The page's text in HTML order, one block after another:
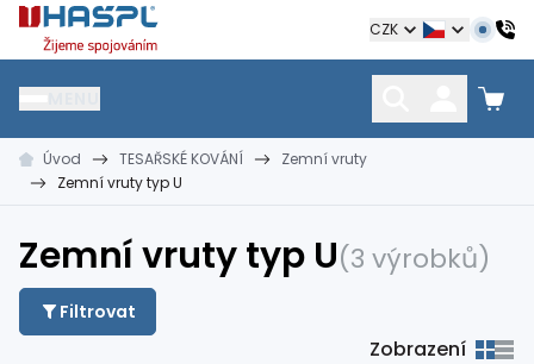
Hašpl CZK
HŘEBÍKY
kramle
SPOJOVACÍ MATERIÁL
vruty, šrouby, matice
KOTEVNÍ TECHNIKA
Úvod TESAŘSKÉ KOVÁNÍ
Zemní vruty
Zemní vruty typ U
Zemní vruty typ U(3 výrobků)
Filtrovat
Zobrazení